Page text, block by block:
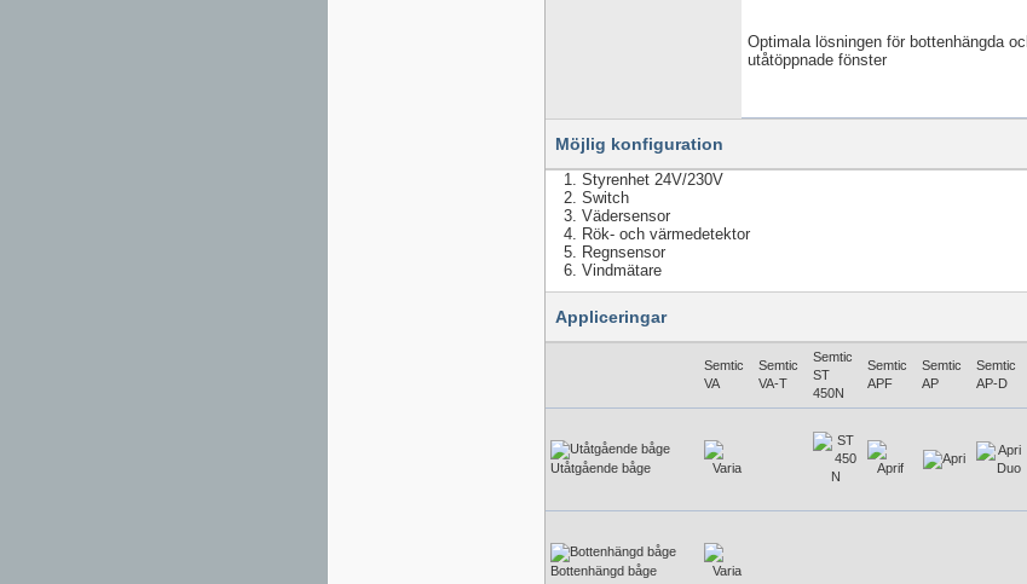
Optimala lösningen för bottenhängda
utåtöppnade fönster
Möjlig konfiguration
Styrenhet 24V/230V
Switch
Vädersensor
Rök- och värmedetektor
Regnsensor
Vindmätare
Appliceringar
Semtic
VA
Semtic
VA-T
Semtic
ST
450N
Semtic
APF
Semtic
AP
Semtic
AP-D
Utåtgående båge
Bottenhängd båge